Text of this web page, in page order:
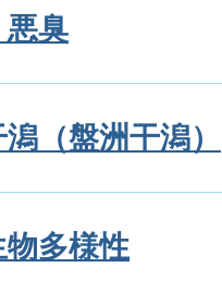
悪臭
（盤洲干潟）
物多様性